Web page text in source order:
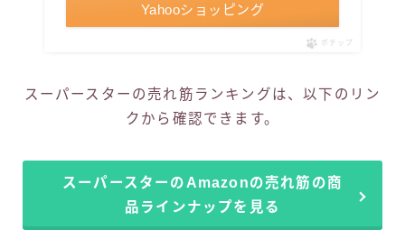
Yahooショッピング
ポチップ
スーパースターの売れ筋ランキングは、以下のリン
クから確認できます。
スーパースターのAmazonの売れ筋の商
品ラインナップを見る